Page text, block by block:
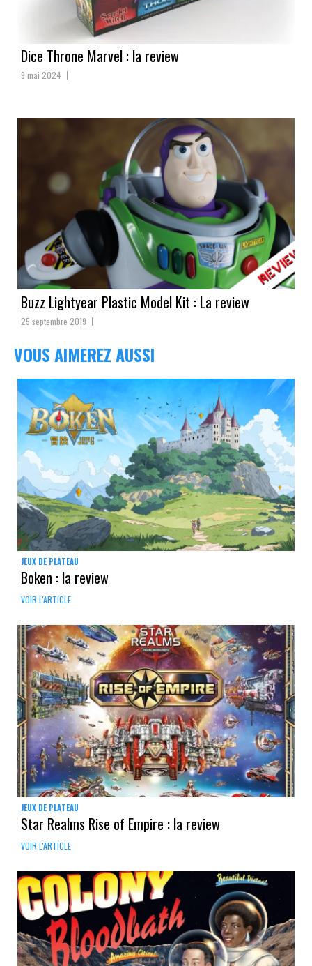
Dice Throne Marvel : la review
9 mai 2024
Buzz Lightyear Plastic Model Kit : La review
25 septembre 2019
VOUS AIMEREZ AUSSI
JEUX DE PLATEAU
Boken : la review
VOIR L'ARTICLE
JEUX DE PLATEAU
Star Realms Rise of Empire : la review
VOIR L'ARTICLE